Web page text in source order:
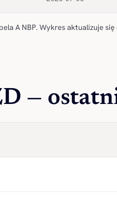
A NBP. Wykres aktualizuje
—